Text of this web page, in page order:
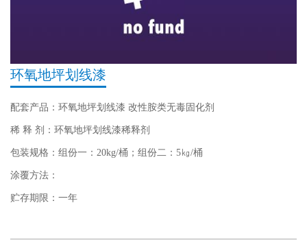
环氧地坪划线漆
配套产品：环氧地坪划线漆 改性胺类无毒固化剂
稀 释 剂：环氧地坪划线漆稀释剂
包装规格：组份一：20kg/桶；组份二：5㎏/桶
涂覆方法：
贮存期限：一年